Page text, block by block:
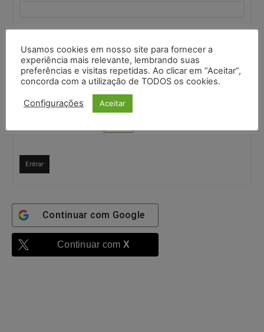
Mantenha-me
autenticado
Confirme que você é uma pessoa
Entrar
Continuar com Google
Continuar com X
Usamos cookies em nosso site para fornecer a
experiência mais relevante, lembrando suas
preferências e visitas repetidas. Ao clicar em “Aceitar”,
concorda com a utilização de TODOS os cookies.
Configurações Aceitar